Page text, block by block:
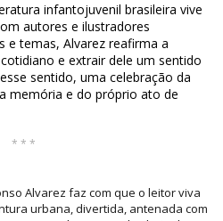
infantojuvenil brasileira vive
autores e ilustradores
e temas, Alvarez reafirma a
e extrair dele um sentido
sentido, uma celebração da
memória e do próprio ato de
* * *
Alvarez faz com que o leitor viva
urbana, divertida, antenada com